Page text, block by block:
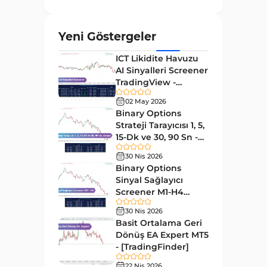
Göstergeleri
Forward Piyasası MT4
Göstergeleri
Döngüler MT4 Göstergeleri
Arz ve Talep MT4 Göstergeleri
Kırılma MT4 Göstergeleri 95
Likidite MT4 Göstergeleri
Day Trading MT4 Göstergeleri
Eğitimsel MT4 Göstergeleri
Volatilite MT4 Göstergeleri 83
Tersine MT4 Göstergeleri 498
Yeni Göstergeler
ICT Likidite Havuzu
AI Sinyalleri Screener
TradingView -
[TradingFinder]
Ücretsiz
02 May 2026
Binary Options
Strateji Tarayıcısı 1, 5,
15-Dk ve 30, 90 Sn -
[TradingFinder]
30 Nis 2026
Binary Options
Sinyal Sağlayıcı
Screener M1-H4
TradingView -
[TradingFinder]
30 Nis 2026
Basit Ortalama Geri
Dönüş EA Expert MT5
- [TradingFinder]